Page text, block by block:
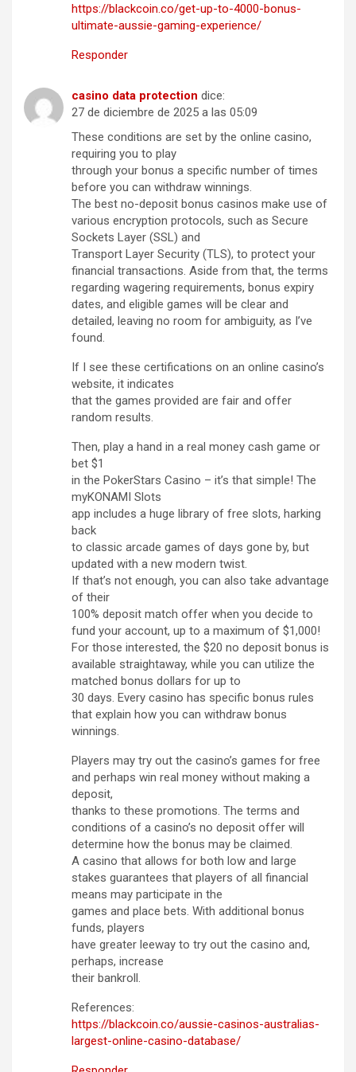
https://blackcoin.co/get-up-to-4000-bonus-
ultimate-aussie-gaming-experience/
Responder
casino data protection dice:
27 de diciembre de 2025 a las 05:09
These conditions are set by the online casino,
requiring you to play
through your bonus a specific number of times
before you can withdraw winnings.
The best no-deposit bonus casinos make use of
various encryption protocols, such as Secure
Sockets Layer (SSL) and
Transport Layer Security (TLS), to protect your
financial transactions. Aside from that, the terms
regarding wagering requirements, bonus expiry
dates, and eligible games will be clear and
detailed, leaving no room for ambiguity, as I’ve
found.
If I see these certifications on an online casino’s
website, it indicates
that the games provided are fair and offer
random results.
Then, play a hand in a real money cash game or
bet $1
in the PokerStars Casino – it’s that simple! The
myKONAMI Slots
app includes a huge library of free slots, harking
back
to classic arcade games of days gone by, but
updated with a new modern twist.
If that’s not enough, you can also take advantage
of their
100% deposit match offer when you decide to
fund your account, up to a maximum of $1,000!
For those interested, the $20 no deposit bonus is
available straightaway, while you can utilize the
matched bonus dollars for up to
30 days. Every casino has specific bonus rules
that explain how you can withdraw bonus
winnings.
Players may try out the casino’s games for free
and perhaps win real money without making a
deposit,
thanks to these promotions. The terms and
conditions of a casino’s no deposit offer will
determine how the bonus may be claimed.
A casino that allows for both low and large
stakes guarantees that players of all financial
means may participate in the
games and place bets. With additional bonus
funds, players
have greater leeway to try out the casino and,
perhaps, increase
their bankroll.
References:
https://blackcoin.co/aussie-casinos-australias-
largest-online-casino-database/